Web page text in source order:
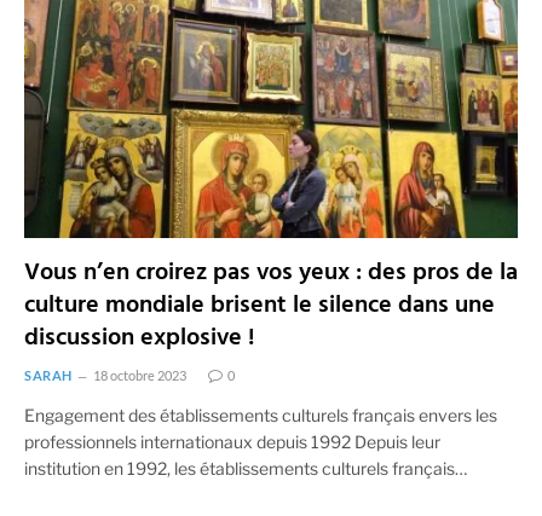
Vous n’en croirez pas vos yeux : des pros de la
culture mondiale brisent le silence dans une
discussion explosive !
SARAH 18 octobre 2023 0
Engagement des établissements culturels français envers les
professionnels internationaux depuis 1992 Depuis leur
institution en 1992, les établissements culturels français…